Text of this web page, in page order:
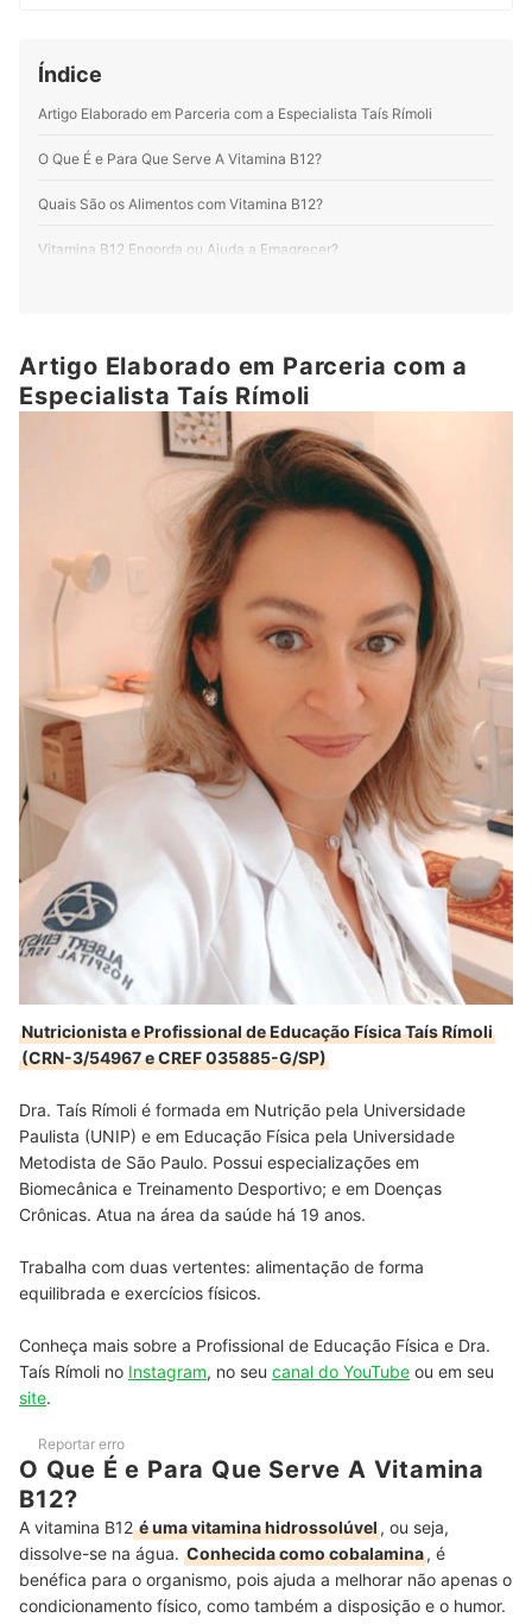
Índice
Artigo Elaborado em Parceria com a Especialista Taís Rímoli
O Que É e Para Que Serve A Vitamina B12?
Quais São os Alimentos com Vitamina B12?
Vitamina B12 Engorda ou Ajuda a Emagrecer?
Qual o Problema de Excesso de Vitamina B12?
Veja as Indicações mybest das Melhores Vitaminas B12
Referências Bibliográficas
Artigo Elaborado em Parceria com a
Especialista Taís Rímoli
Nutricionista e Profissional de Educação Física Taís Rímoli
(CRN-3/54967 e CREF 035885-G/SP)
Dra. Taís Rímoli é formada em Nutrição pela Universidade
Paulista (UNIP) e em Educação Física pela Universidade
Metodista de São Paulo. Possui especializações em
Biomecânica e Treinamento Desportivo; e em Doenças
Crônicas. Atua na área da saúde há 19 anos.
Trabalha com duas vertentes: alimentação de forma
equilibrada e exercícios físicos.
Conheça mais sobre a Profissional de Educação Física e Dra.
Taís Rímoli no Instagram, no seu canal do YouTube ou em seu
site.
Reportar erro
O Que É e Para Que Serve A Vitamina
B12?
A vitamina B12é uma vitamina hidrossolúvel, ou seja,
dissolve-se na água. Conhecida como cobalamina, é
benéfica para o organismo, pois ajuda a melhorar não apenas o
condicionamento físico, como também a disposição e o humor.